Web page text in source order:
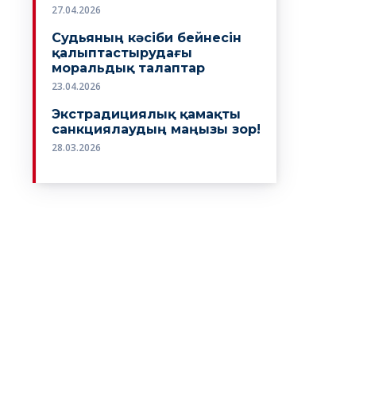
27.04.2026
Судьяның кәсіби бейнесін
қалыптастырудағы
моральдық талаптар
23.04.2026
Экстрадициялық қамақты
санкциялаудың маңызы зор!
28.03.2026